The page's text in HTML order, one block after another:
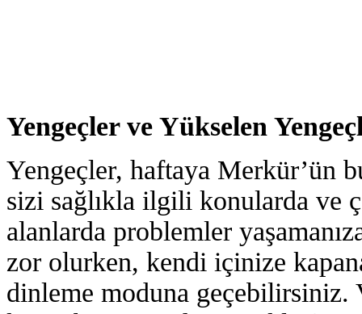
Yengeçler ve Yükselen
Yengeçler, haftaya Merkür’ün
sizi sağlıkla ilgili konularda ve
alanlarda problemler
zor olurken, kendi içinize
dinleme moduna